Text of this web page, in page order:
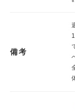
備考